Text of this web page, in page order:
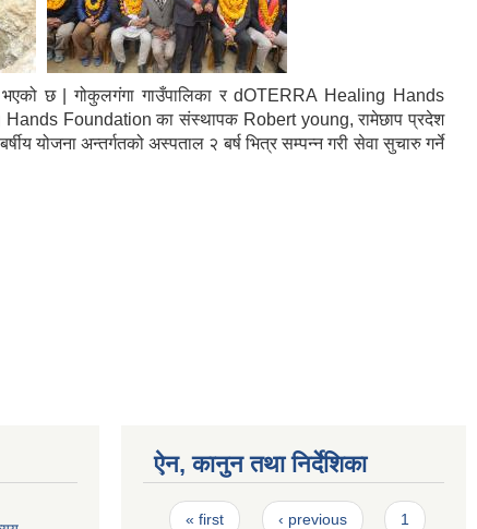
भएको छ | गोकुलगंगा गाउँपालिका र dOTERRA Healing Hands
Hands Foundation का संस्थापक Robert young, रामेछाप प्रदेश
योजना अन्तर्गतको अस्पताल २ बर्ष भित्र सम्पन्न गरी सेवा सुचारु गर्ने
ऐन, कानुन तथा निर्देशिका
Pages
« first ‹ previous 1